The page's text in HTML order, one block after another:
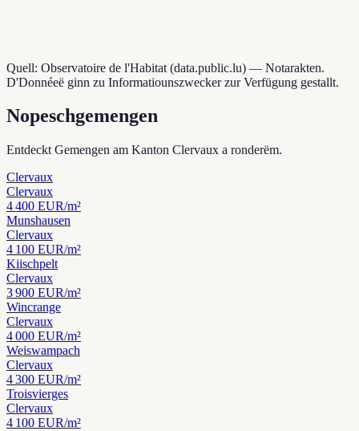
Quell: Observatoire de l'Habitat (data.public.lu) — Notarakten.
D'Donnéeë ginn zu Informatiounszwecker zur Verfügung gestallt.
Nopeschgemengen
Entdeckt Gemengen am Kanton Clervaux a ronderëm.
Clervaux
Clervaux
4 400 EUR/m²
Munshausen
Clervaux
4 100 EUR/m²
Kiischpelt
Clervaux
3 900 EUR/m²
Wincrange
Clervaux
4 000 EUR/m²
Weiswampach
Clervaux
4 300 EUR/m²
Troisvierges
Clervaux
4 100 EUR/m²